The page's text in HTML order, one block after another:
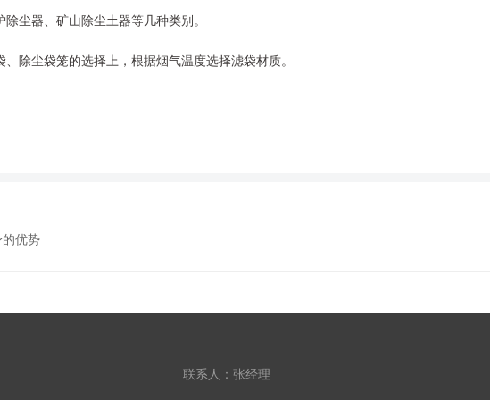
尘器、矿山除尘土器等几种类别。
除尘袋笼的选择上，根据烟气温度选择滤袋材质。
的优势
联系人：张经理